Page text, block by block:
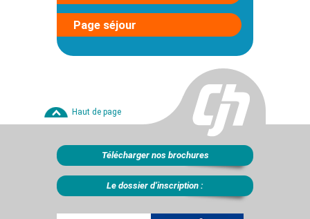
Page séjour
Haut de page
Télécharger nos brochures
Le dossier d’inscription :